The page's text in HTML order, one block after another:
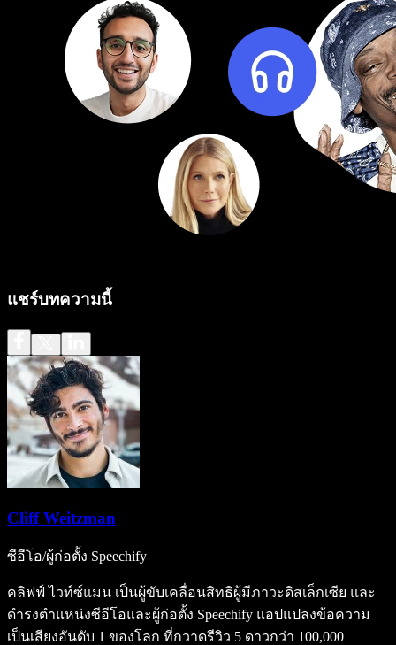
แชร์บทความนี้
Cliff Weitzman
ซีอีโอ/ผู้ก่อตั้ง Speechify
คลิฟฟ์ ไวท์ซ์แมน เป็นผู้ขับเคลื่อนสิทธิผู้มีภาวะดิสเล็กเซีย และ
ดำรงตำแหน่งซีอีโอและผู้ก่อตั้ง Speechify แอปแปลงข้อความ
เป็นเสียงอันดับ 1 ของโลก ที่กวาดรีวิว 5 ดาวกว่า 100,000